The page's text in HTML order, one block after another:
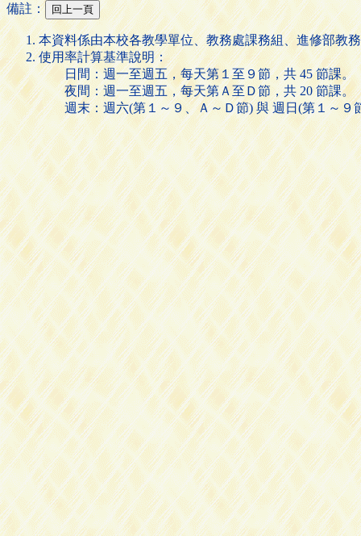
備註：
本資料係由本校各教學單位、教務處課務組、進修部教
使用率計算基準說明：
日間：週一至週五，每天第１至９節，共 45 節課。
夜間：週一至週五，每天第Ａ至Ｄ節，共 20 節課。
週末：週六(第１～９、Ａ～Ｄ節) 與 週日(第１～９